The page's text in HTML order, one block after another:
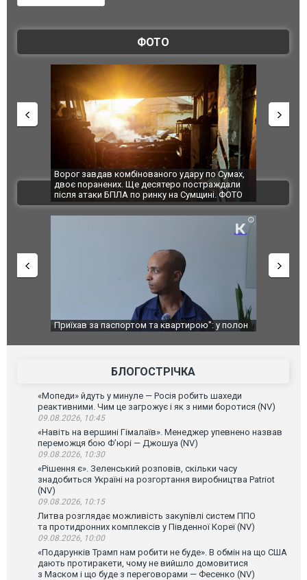
ФОТО
Ворог завдав комбінованого удару по Сумах,
двоє поранених. Ще десятеро постраждали
після атаки БПЛА по ринку на Сумщині. ФОТО
За 2000
Єкатеринбурзі
склад
ВІДЕО
Приїхав за паспортом та квартирою": у полон
зіркового футболіста Мохамеда Салаха
Одесу накрила
ураганним
БЛОГОСТРІЧКА
«Мопеди» йдуть у минуле — Росія робить шахеди
реактивними. Чим це загрожує і як з ними боротися (NV)
09.08.2026, 10:45
«Навіть на вершині Гімалаїв». Менеджер упевнено назвав
переможця бою Ф’юрі — Джошуа (NV)
09.08.2026, 10:30
«Рішення є». Зеленський розповів, скільки часу
знадобиться Україні на розгортання виробництва Patriot
(NV)
09.08.2026, 10:15
Литва розглядає можливість закупівлі систем ППО
та протидронних комплексів у Південної Кореї (NV)
09.08.2026, 10:00
«Подарунків Трамп нам робити не буде». В обмін на що США
дають протиракети, чому не вийшло домовитися
з Маском і що буде з переговорами — Фесенко (NV)